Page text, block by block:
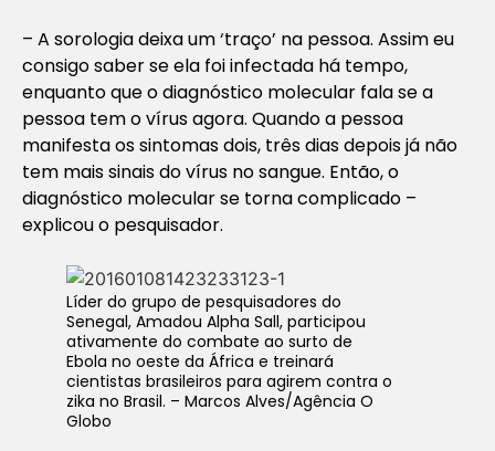
– A sorologia deixa um ‘traço’ na pessoa. Assim eu
consigo saber se ela foi infectada há tempo,
enquanto que o diagnóstico molecular fala se a
pessoa tem o vírus agora. Quando a pessoa
manifesta os sintomas dois, três dias depois já não
tem mais sinais do vírus no sangue. Então, o
diagnóstico molecular se torna complicado –
explicou o pesquisador.
Líder do grupo de pesquisadores do
Senegal, Amadou Alpha Sall, participou
ativamente do combate ao surto de
Ebola no oeste da África e treinará
cientistas brasileiros para agirem contra o
zika no Brasil. – Marcos Alves/Agência O
Globo